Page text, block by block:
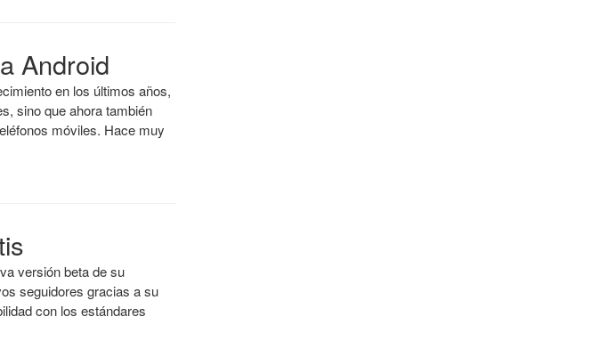
Android
en los últimos años,
sino que ahora también
móviles. Hace muy
versión beta de su
seguidores gracias a su
con los estándares